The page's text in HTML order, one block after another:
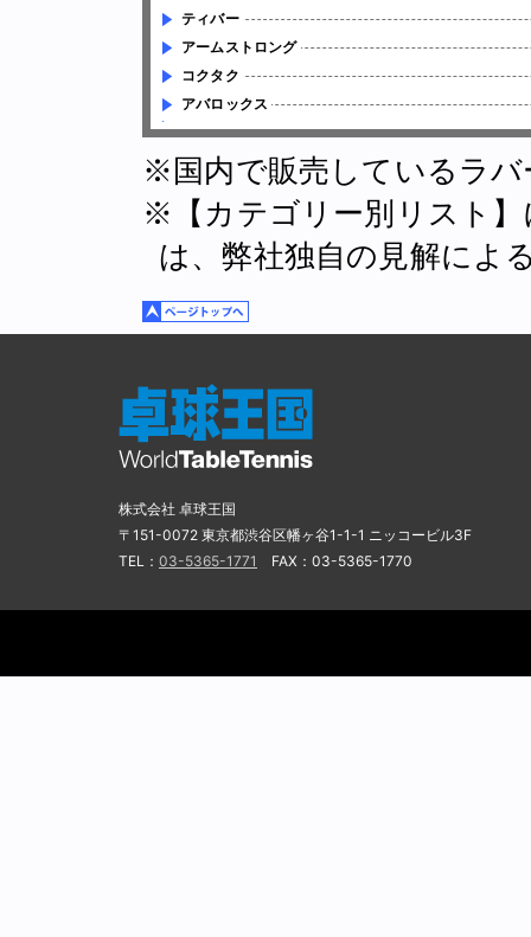
ティバー
アームストロング
コクタク
アバロックス
※国内で販売しているラ
※【カテゴリー別リスト
は、弊社独自の見解によ
株式会社 卓球王国
〒151-0072 東京都渋谷区幡ヶ谷1-1-1 ニッコービル3F
TEL： 03-5365-1771 FAX：03-5365-1770